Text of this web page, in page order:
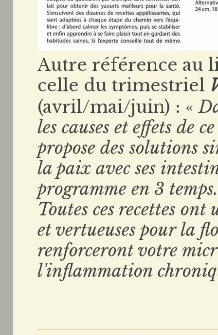
Autre référence au
celle du trimestriel
(avril/mai/juin) : «
les causes et effets de
propose des solutions
la paix avec ses
programme en 3 temps.
Toutes ces recettes
et vertueuses pour la
renforceront votre
l'inflammation